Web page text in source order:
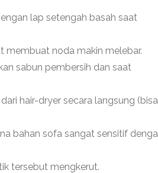
lap setengah basah saat
membuat noda makin melebar.
sabun pembersih dan saat
hair-dryer secara langsung (bisa
bahan sofa sangat sensitif
tersebut mengkerut.